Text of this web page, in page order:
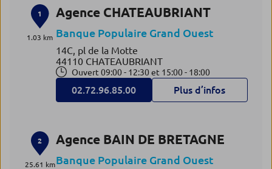
1
1.03 km
Agence CHATEAUBRIANT
Banque Populaire Grand Ouest
14C, pl de la Motte
44110 CHATEAUBRIANT
Ouvert 09:00 - 12:30 et 15:00 - 18:00
02.72.96.85.00 Plus d’infos
2
25.61 km
Agence BAIN DE BRETAGNE
Banque Populaire Grand Ouest